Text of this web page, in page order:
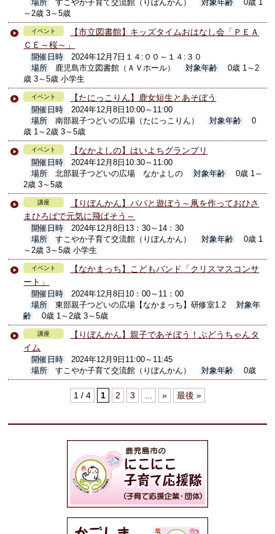
場所 すこやか子育て交流館（りぼんかん） 対象年齢
0歳 1
～2歳 3～5歳
イベント
【市立図書館】キッズタイムおはなし会「ＰＥＡ
ＣＥ～桜～」
開催日時
2024年12月7日１４:００～１４:３０
場所
鹿児島市立図書館（ＡＶホール） 対象年齢
0歳 1～2
歳 3～5歳 小学生
イベント 【たにっこりん】鹿女短生とあそぼう
開催日時
2024年12月8日10:00～11:00
場所
南部親子つどいの広場（たにっこりん） 対象年齢
0
歳 1～2歳 3～5歳
イベント 【なかよしの】はいよちグランプリ
開催日時
2024年12月8日10:30～11:00
場所
北部親子つどいの広場 なかよしの 対象年齢
0歳 1～
2歳 3～5歳
講座
【りぼんかん】パパと遊ぼう～凧を作っておひさ
まひろばで元気に飛ばそう～
開催日時
2024年12月8日13：30～14：30
場所
すこやか子育て交流館（りぼんかん） 対象年齢
0歳 1
～2歳 3～5歳 小学生
イベント
【なかまっち】こどもバンド「クリスマスコンサ
ート」
開催日時
2024年12月8日10：00～11：00
場所
東部親子つどいの広場【なかまっち】研修室1.2
対象年
齢
0歳 1～2歳 3～5歳
講座
【りぼんかん】親子であそぼう！ぶどうちゃんタ
イム
開催日時
2024年12月9日11:00～11:45
場所
すこやか子育て交流館（りぼんかん） 対象年齢 0歳
1 / 4 1 2 3 ... » 最後 »